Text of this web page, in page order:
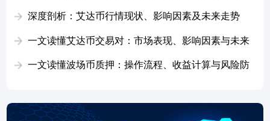
深度剖析：艾达币行情现状、影响因素及未来走势
一文读懂艾达币交易对：市场表现、影响因素与未来
一文读懂波场币质押：操作流程、收益计算与风险防